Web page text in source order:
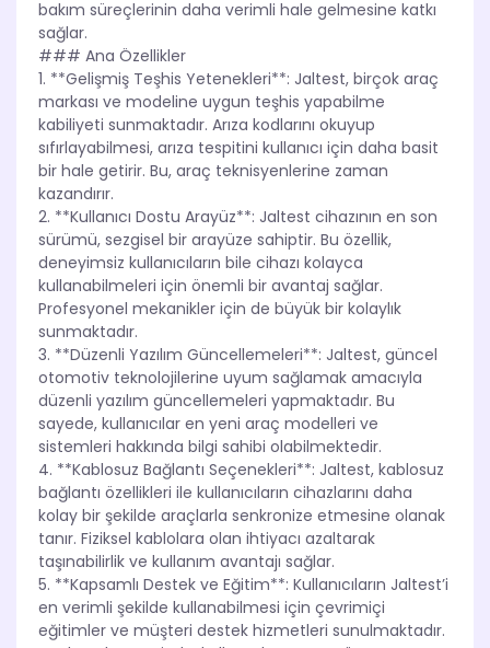
bakım süreçlerinin daha verimli hale gelmesine katkı
sağlar.
### Ana Özellikler
1. **Gelişmiş Teşhis Yetenekleri**: Jaltest, birçok araç
markası ve modeline uygun teşhis yapabilme
kabiliyeti sunmaktadır. Arıza kodlarını okuyup
sıfırlayabilmesi, arıza tespitini kullanıcı için daha basit
bir hale getirir. Bu, araç teknisyenlerine zaman
kazandırır.
2. **Kullanıcı Dostu Arayüz**: Jaltest cihazının en son
sürümü, sezgisel bir arayüze sahiptir. Bu özellik,
deneyimsiz kullanıcıların bile cihazı kolayca
kullanabilmeleri için önemli bir avantaj sağlar.
Profesyonel mekanikler için de büyük bir kolaylık
sunmaktadır.
3. **Düzenli Yazılım Güncellemeleri**: Jaltest, güncel
otomotiv teknolojilerine uyum sağlamak amacıyla
düzenli yazılım güncellemeleri yapmaktadır. Bu
sayede, kullanıcılar en yeni araç modelleri ve
sistemleri hakkında bilgi sahibi olabilmektedir.
4. **Kablosuz Bağlantı Seçenekleri**: Jaltest, kablosuz
bağlantı özellikleri ile kullanıcıların cihazlarını daha
kolay bir şekilde araçlarla senkronize etmesine olanak
tanır. Fiziksel kablolara olan ihtiyacı azaltarak
taşınabilirlik ve kullanım avantajı sağlar.
5. **Kapsamlı Destek ve Eğitim**: Kullanıcıların Jaltest’i
en verimli şekilde kullanabilmesi için çevrimiçi
eğitimler ve müşteri destek hizmetleri sunulmaktadır.